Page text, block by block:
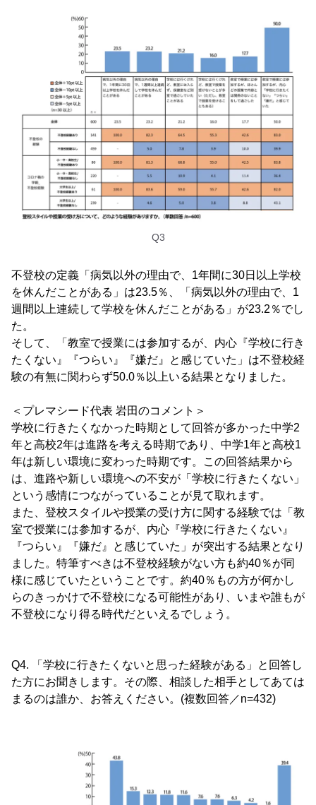
Q3
不登校の定義「病気以外の理由で、1年間に30日以上学校
を休んだことがある」は23.5％、「病気以外の理由で、1
週間以上連続して学校を休んだことがある」が23.2％でし
た。
そして、「教室で授業には参加するが、内心『学校に行き
たくない』『つらい』『嫌だ』と感じていた」は不登校経
験の有無に関わらず50.0％以上いる結果となりました。
＜プレマシード代表 岩田のコメント＞
学校に行きたくなかった時期として回答が多かった中学2
年と高校2年は進路を考える時期であり、中学1年と高校1
年は新しい環境に変わった時期です。この回答結果から
は、進路や新しい環境への不安が「学校に行きたくない」
という感情につながっていることが見て取れます。
また、登校スタイルや授業の受け方に関する経験では「教
室で授業には参加するが、内心『学校に行きたくない』
『つらい』『嫌だ』と感じていた」が突出する結果となり
ました。特筆すべきは不登校経験がない方も約40％が同
様に感じていたということです。約40％もの方が何かし
らのきっかけで不登校になる可能性があり、いまや誰もが
不登校になり得る時代だといえるでしょう。
Q4. 「学校に行きたくないと思った経験がある」と回答し
た方にお聞きします。その際、相談した相手としてあては
まるのは誰か、お答えください。(複数回答／n=432)